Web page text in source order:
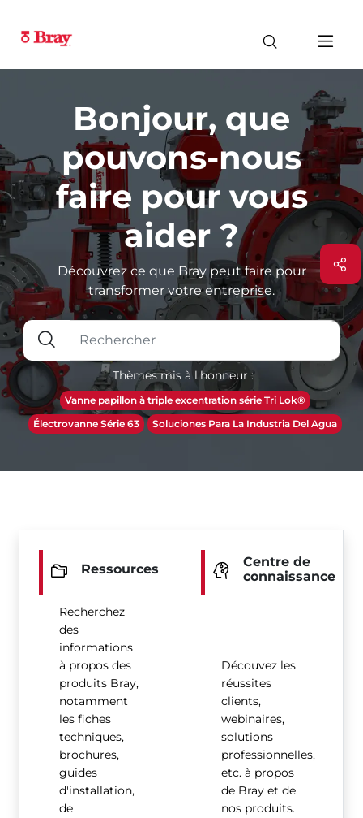
Bonjour, que
pouvons-nous
faire pour vous
aider ?
Découvrez ce que Bray peut faire pour
transformer votre entreprise.
Thèmes mis à l'honneur :
Vanne papillon à triple excentration série Tri Lok®
Électrovanne Série 63
Soluciones Para La Industria Del Agua
Ressources
Recherchez
des
informations
à propos des
produits Bray,
notamment
les fiches
techniques,
brochures,
guides
d'installation,
de
Centre de
connaissance
Découvez les
réussites
clients,
webinaires,
solutions
professionnelles,
etc. à propos
de Bray et de
nos produits.